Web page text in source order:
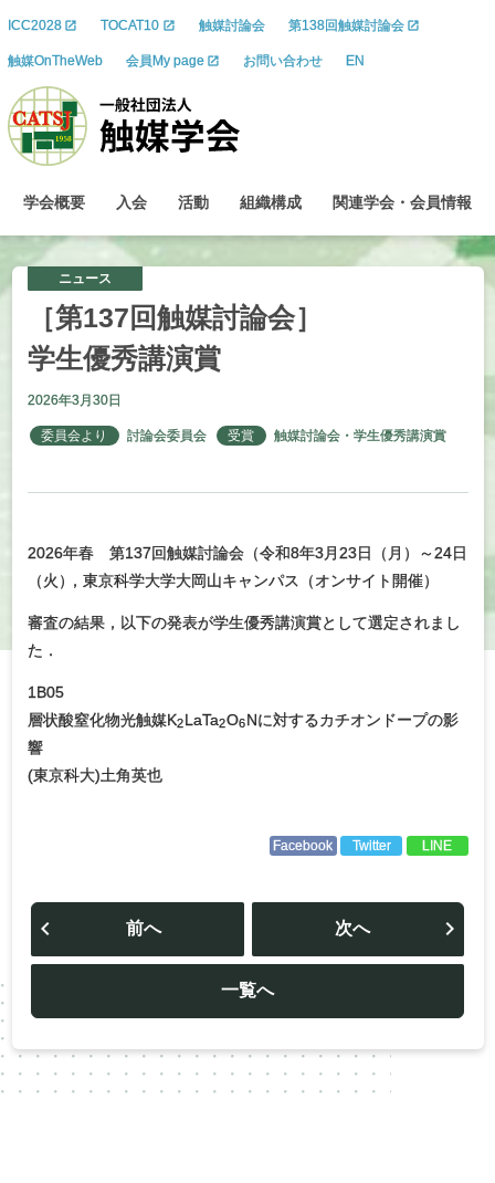
ICC2028 TOCAT10 触媒討論会 第138回触媒討論会
触媒OnTheWeb 会員My page お問い合わせ EN
学会概要 入会 活動 組織構成 関連学会 ・ 会員情報
ニュース
［第137 回触媒討論会］
学生優秀講演賞
2026年3月30日
委員会より 討論会委員会 受賞 触媒討論会・学生優秀講演賞
2026年春 第137回触媒討論会（令和8年3月23日（月）～24日
（火 ） ，東京科学大学大岡山キャンパス（オンサイト開催）
審査の結果，以下の発表が学生優秀講演賞として選定されまし
た．
1B05
層状酸窒化物光触媒K2 LaTa2O6 Nに対するカチオンドープの影
響
(東京科大)土角英也
Facebook Twitter LINE
投
ビ
ゲ
ー
シ
ョ
前へ
一覧へ
次へ